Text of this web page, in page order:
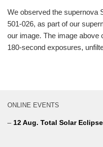
We observed the supernova
501-026, as part of our
our image. The image above
180-second exposures,
ONLINE EVENTS
– 12 Aug. Total Solar Eclipse